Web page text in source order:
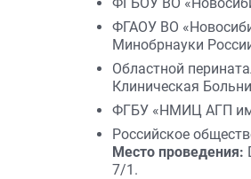
ФГАОУ ВО
Минобрнауки
Областной
Клиническая
ФГБУ «НМИЦ АГП
Российское
Место проведения:
7/1.